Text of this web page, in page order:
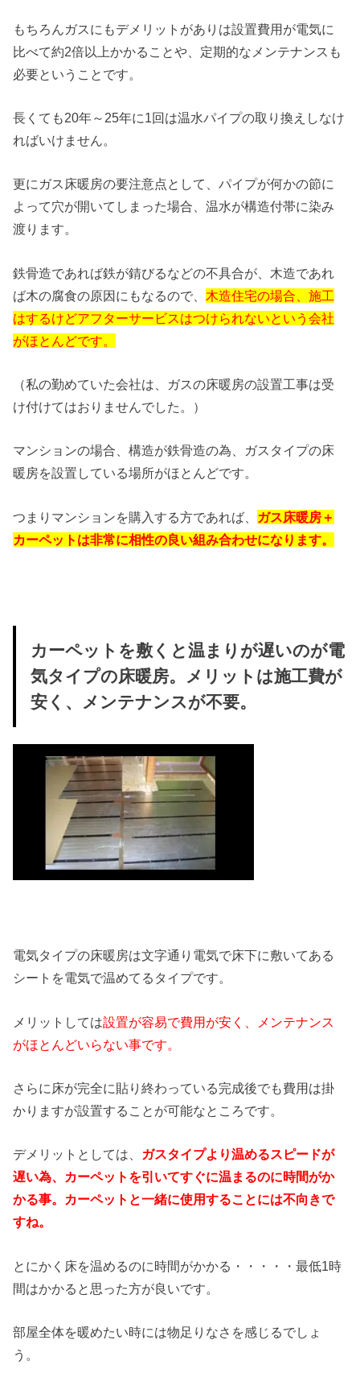
もちろんガスにもデメリットがありは設置費用が電気に
比べて約2倍以上かかることや、定期的なメンテナンスも
必要ということです。
長くても20年～25年に1回は温水パイプの取り換えしなけ
ればいけません。
更にガス床暖房の要注意点として、パイプが何かの節に
よって穴が開いてしまった場合、温水が構造付帯に染み
渡ります。
鉄骨造であれば鉄が錆びるなどの不具合が、木造であれ
ば木の腐食の原因にもなるので、 木造住宅の場合、施工
はするけどアフターサービスはつけられないという会社
がほとんどです。
（私の勤めていた会社は、ガスの床暖房の設置工事は受
け付けてはおりませんでした。）
マンションの場合、構造が鉄骨造の為、ガスタイプの床
暖房を設置している場所がほとんどです。
つまりマンションを購入する方であれば、 ガス床暖房＋
カーペットは非常に相性の良い組み合わせになります。
カーペットを敷くと温まりが遅いのが電
気タイプの床暖房。メリットは施工費が
安く、メンテナンスが不要。
電気タイプの床暖房は文字通り電気で床下に敷いてある
シートを電気で温めてるタイプです。
メリットしては設置が容易で費用が安く、メンテナンス
がほとんどいらない事です。
さらに床が完全に貼り終わっている完成後でも費用は掛
かりますが設置することが可能なところです。
デメリットとしては、 ガスタイプより温めるスピードが
遅い為、カーペットを引いてすぐに温まるのに時間がか
かる事。カーペットと一緒に使用することには不向きで
すね。
とにかく床を温めるのに時間がかかる・・・・・最低1時
間はかかると思った方が良いです。
部屋全体を暖めたい時には物足りなさを感じるでしょ
う。